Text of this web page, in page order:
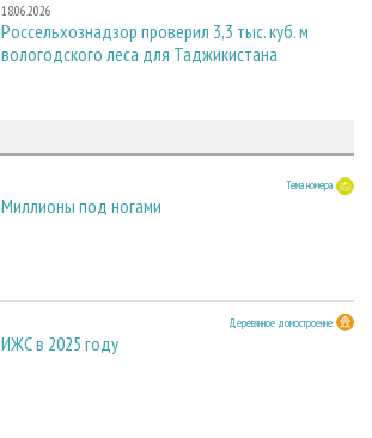
18.06.2026
Россельхознадзор проверил 3,3 тыс. куб. м
вологодского леса для Таджикистана
Тема номера
Миллионы под ногами
Деревянное домостроение
ИЖС в 2025 году